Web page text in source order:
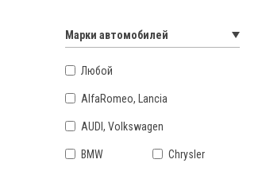
Марки автомобилей
Любой
AlfaRomeo, Lancia
AUDI, Volkswagen
BMW Chrysler